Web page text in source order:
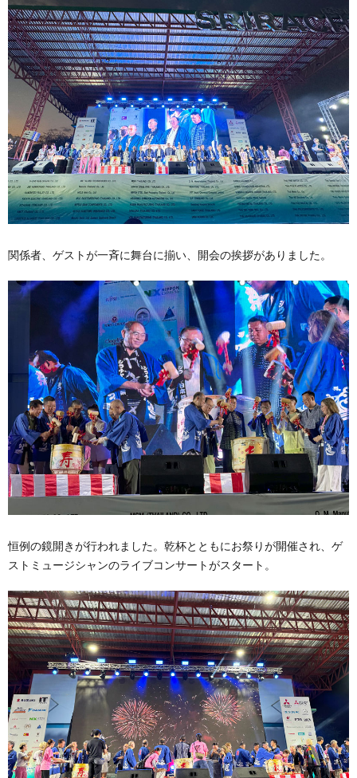
関係者、ゲストが一斉に舞台に揃い、開会の挨拶がありました。
恒例の鏡開きが行われました。乾杯とともにお祭りが開催され、ゲ
ストミュージシャンのライブコンサートがスタート。